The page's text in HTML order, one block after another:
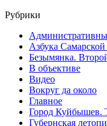
Рубрики
Азбука
Безымянка.
В объективе
Видео
Вокруг да около
Главное
Город Куйбышев.
Губернская